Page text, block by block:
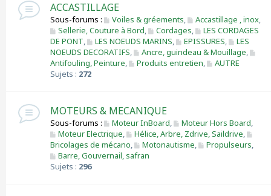
ACCASTILLAGE
Sous-forums : Voiles & gréements, Accastillage , inox,
Sellerie, Couture à Bord, Cordages,
LES CORDAGES
DE PONT, LES NOEUDS MARINS, EPISSURES,
LES
NOEUDS DECORATIFS, Ancre, guindeau & Mouillage,
Antifouling, Peinture, Produits entretien,
AUTRE
Sujets : 272
MOTEURS & MECANIQUE
Sous-forums : Moteur InBoard, Moteur Hors Board,
Moteur Electrique, Hélice, Arbre, Zdrive, Saildrive,
Bricolages de mécano, Motonautisme, Propulseurs,
Barre, Gouvernail, safran
Sujets : 296